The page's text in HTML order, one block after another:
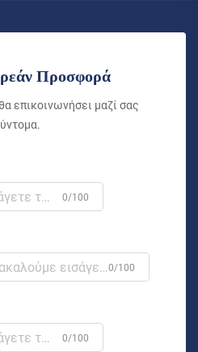
Προσφορά
επικοινωνήσει μαζί σας
0/100
0/100
0/100